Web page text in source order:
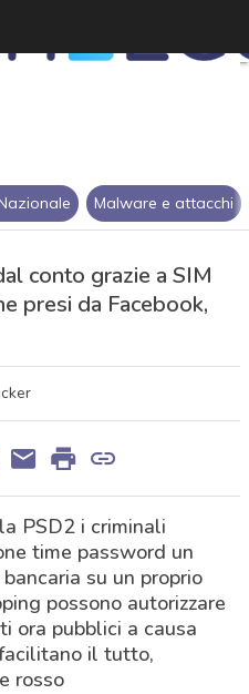
Malware e attacchi
conto grazie a SIM
presi da Facebook,
PSD2 i criminali
time password un
su un proprio
possono autorizzare
ora pubblici a causa
il tutto,
rosso